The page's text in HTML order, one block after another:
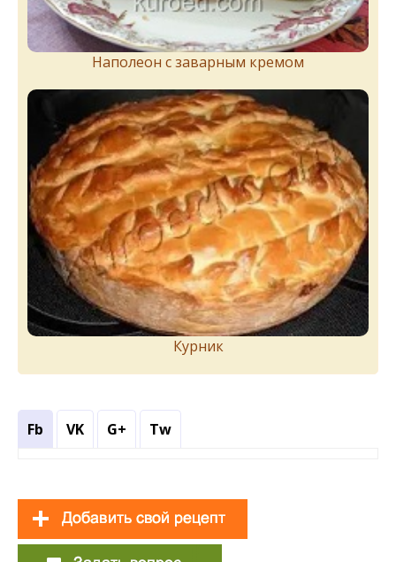
Наполеон с заварным кремом
Курник
Fb VK G+ Tw